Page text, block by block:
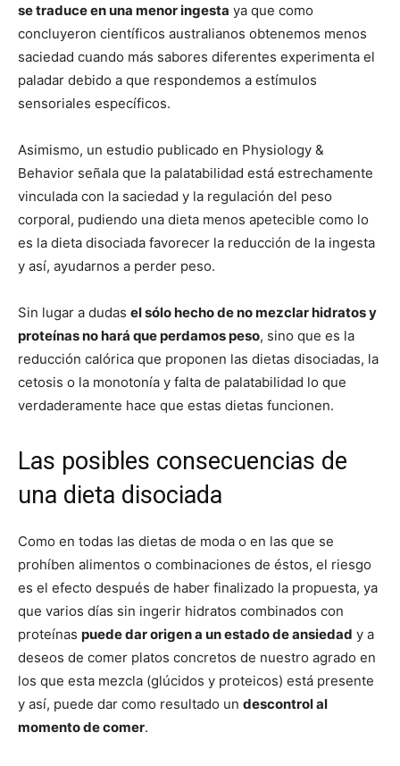
se traduce en una menor ingesta ya que como
concluyeron científicos australianos obtenemos menos
saciedad cuando más sabores diferentes experimenta el
paladar debido a que respondemos a estímulos
sensoriales específicos.
Asimismo, un estudio publicado en Physiology &
Behavior señala que la palatabilidad está estrechamente
vinculada con la saciedad y la regulación del peso
corporal, pudiendo una dieta menos apetecible como lo
es la dieta disociada favorecer la reducción de la ingesta
y así, ayudarnos a perder peso.
Sin lugar a dudas el sólo hecho de no mezclar hidratos y
proteínas no hará que perdamos peso, sino que es la
reducción calórica que proponen las dietas disociadas, la
cetosis o la monotonía y falta de palatabilidad lo que
verdaderamente hace que estas dietas funcionen.
Las posibles consecuencias de
una dieta disociada
Como en todas las dietas de moda o en las que se
prohíben alimentos o combinaciones de éstos, el riesgo
es el efecto después de haber finalizado la propuesta, ya
que varios días sin ingerir hidratos combinados con
proteínas puede dar origen a un estado de ansiedad y a
deseos de comer platos concretos de nuestro agrado en
los que esta mezcla (glúcidos y proteicos) está presente
y así, puede dar como resultado un descontrol al
momento de comer.